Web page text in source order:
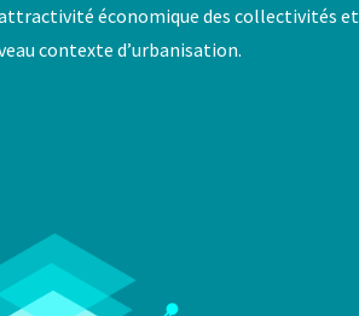
économique des collectivités et
contexte d’urbanisation.